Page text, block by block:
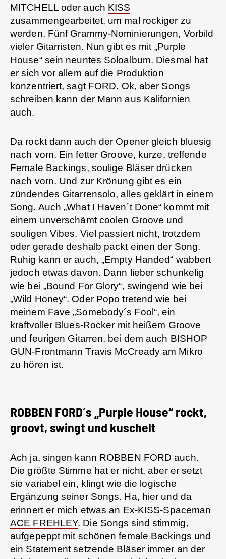
MITCHELL oder auch KISS
zusammengearbeitet, um mal rockiger zu
werden. Fünf Grammy-Nominierungen, Vorbild
vieler Gitarristen. Nun gibt es mit „Purple
House“ sein neuntes Soloalbum. Diesmal hat
er sich vor allem auf die Produktion
konzentriert, sagt FORD. Ok, aber Songs
schreiben kann der Mann aus Kalifornien
auch.
Da rockt dann auch der Opener gleich bluesig
nach vorn. Ein fetter Groove, kurze, treffende
Female Backings, soulige Bläser drücken
nach vorn. Und zur Krönung gibt es ein
zündendes Gitarrensolo, alles geklärt in einem
Song. Auch „What I Haven´t Done“ kommt mit
einem unverschämt coolen Groove und
souligen Vibes. Viel passiert nicht, trotzdem
oder gerade deshalb packt einen der Song.
Ruhig kann er auch, „Empty Handed“ wabbert
jedoch etwas davon. Dann lieber schunkelig
wie bei „Bound For Glory“, swingend wie bei
„Wild Honey“. Oder Popo tretend wie bei
meinem Fave „Somebody´s Fool“, ein
kraftvoller Blues-Rocker mit heißem Groove
und feurigen Gitarren, bei dem auch BISHOP
GUN-Frontmann Travis McCready am Mikro
zu hören ist.
ROBBEN FORD´s „Purple House“ rockt,
groovt, swingt und kuschelt
Ach ja, singen kann ROBBEN FORD auch.
Die größte Stimme hat er nicht, aber er setzt
sie variabel ein, klingt wie die logische
Ergänzung seiner Songs. Ha, hier und da
erinnert er mich etwas an Ex-KISS-Spaceman
ACE FREHLEY. Die Songs sind stimmig,
aufgepeppt mit schönen female Backings und
ein Statement setzende Bläser immer an der